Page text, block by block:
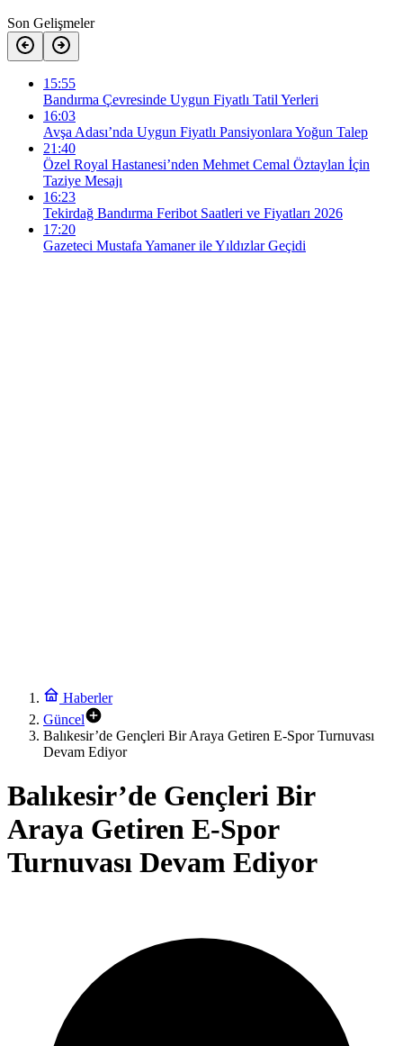
Son Gelişmeler
15:55
Bandırma Çevresinde Uygun Fiyatlı Tatil Yerleri
16:03
Avşa Adası’nda Uygun Fiyatlı Pansiyonlara Yoğun Talep
21:40
Özel Royal Hastanesi’nden Mehmet Cemal Öztaylan İçin
Taziye Mesajı
16:23
Tekirdağ Bandırma Feribot Saatleri ve Fiyatları 2026
17:20
Gazeteci Mustafa Yamaner ile Yıldızlar Geçidi
Haberler
Güncel
Balıkesir’de Gençleri Bir Araya Getiren E-Spor Turnuvası
Devam Ediyor
Balıkesir’de Gençleri Bir
Araya Getiren E-Spor
Turnuvası Devam Ediyor